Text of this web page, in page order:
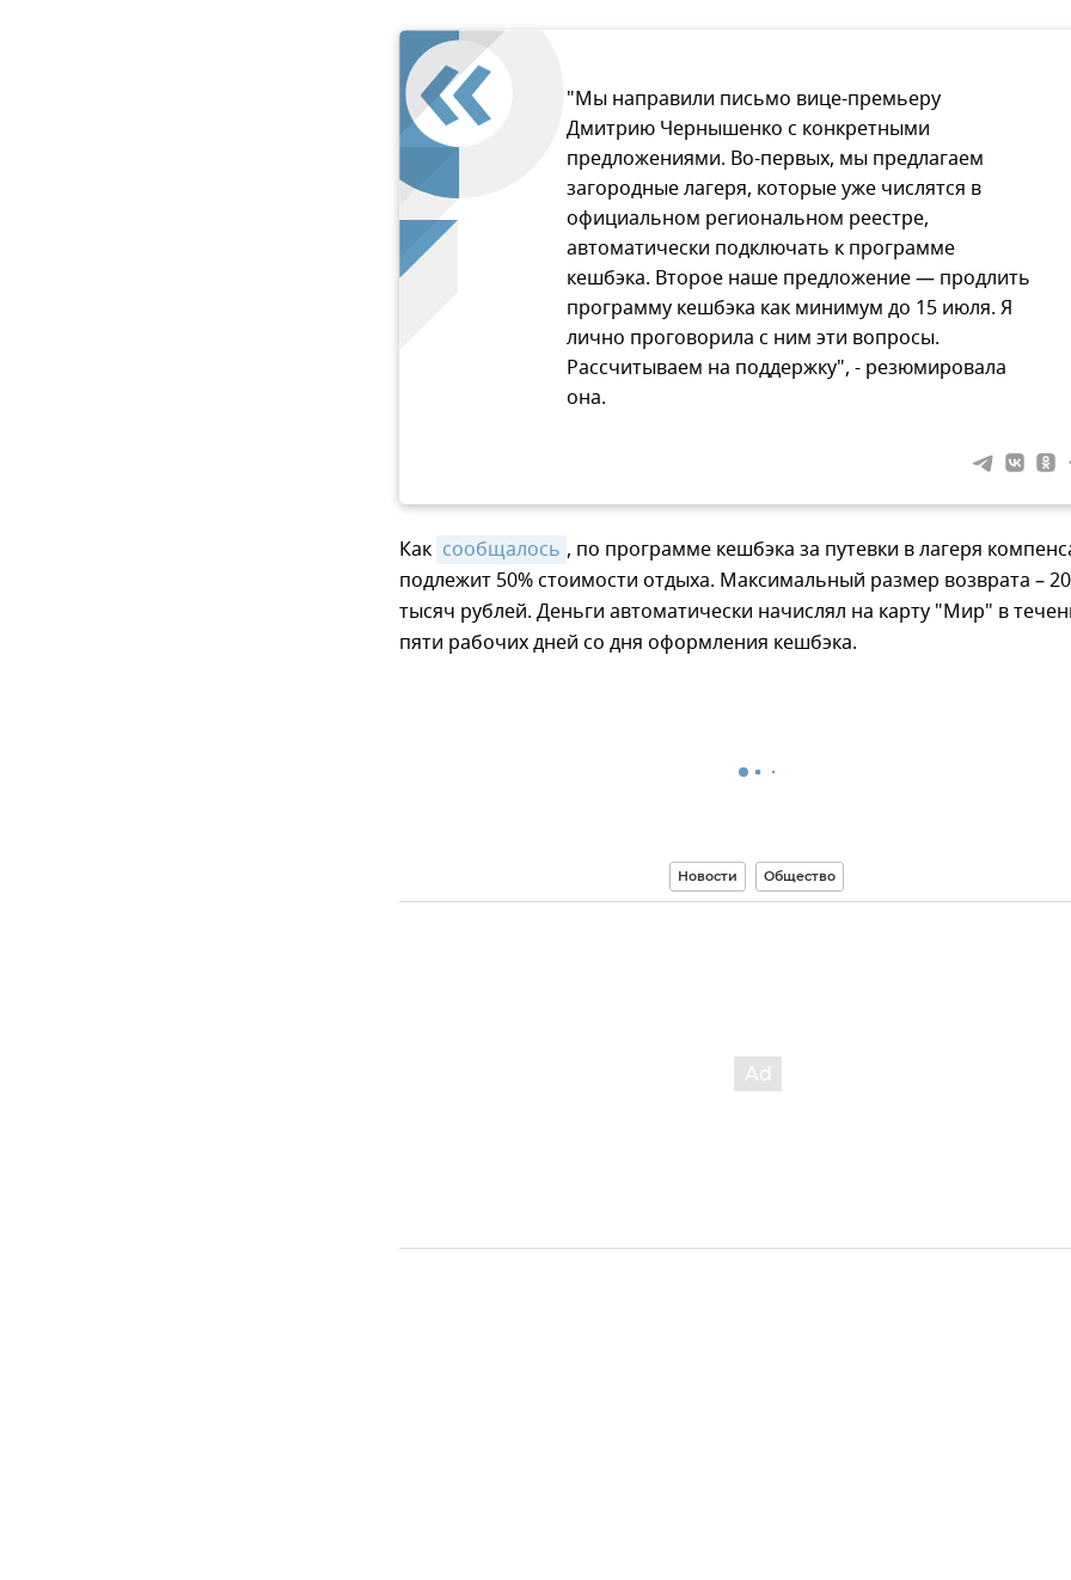
"Мы направили письмо вице-премьеру
Дмитрию Чернышенко с конкретными
предложениями. Во-первых, мы предлагаем
загородные лагеря, которые уже числятся в
официальном региональном реестре,
автоматически подключать к программе
кешбэка. Второе наше предложение — продлить
программу кешбэка как минимум до 15 июля. Я
лично проговорила с ним эти вопросы.
Рассчитываем на поддержку", - резюмировала
она.
Как сообщалось , по программе кешбэка за путевки в лагеря
подлежит 50% стоимости отдыха. Максимальный размер возврата – 20
тысяч рублей. Деньги автоматически начислял на карту "Мир" в
пяти рабочих дней со дня оформления кешбэка.
Новости Общество